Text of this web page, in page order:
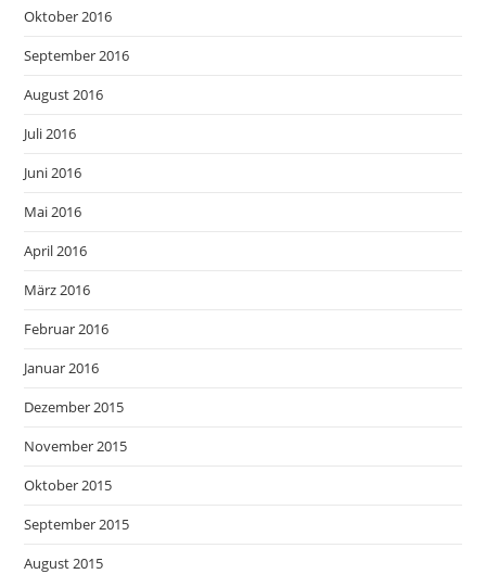
Oktober 2016
September 2016
August 2016
Juli 2016
Juni 2016
Mai 2016
April 2016
März 2016
Februar 2016
Januar 2016
Dezember 2015
November 2015
Oktober 2015
September 2015
August 2015